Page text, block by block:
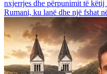
nxjerrjes dhe përpunimit të
Rumani, ku lanë dhe një fshat